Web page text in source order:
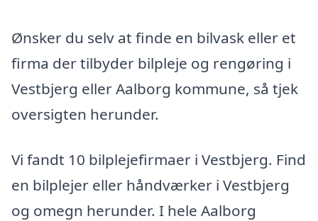
Ønsker du selv at finde en bilvask eller et
firma der tilbyder bilpleje og rengøring i
Vestbjerg eller Aalborg kommune, så tjek
oversigten herunder.
Vi fandt 10 bilplejefirmaer i Vestbjerg. Find
en bilplejer eller håndværker i Vestbjerg
og omegn herunder. I hele Aalborg